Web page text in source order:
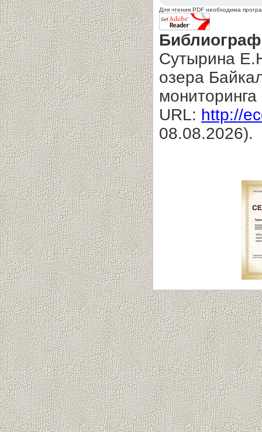
Для чтения PDF необходима
Сутырина
озера
мониторинга
URL: http://
08.08.2026).